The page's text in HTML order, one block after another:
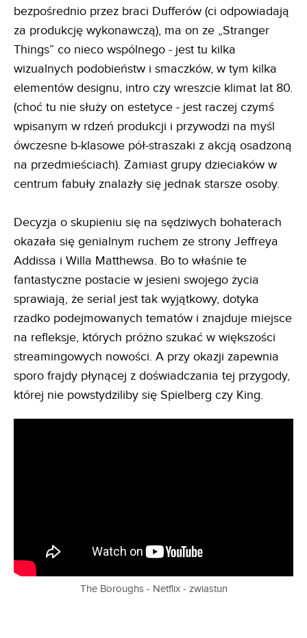
bezpośrednio przez braci Dufferów (ci odpowiadają
za produkcję wykonawczą), ma on ze „Stranger
Things” co nieco wspólnego - jest tu kilka
wizualnych podobieństw i smaczków, w tym kilka
elementów designu, intro czy wreszcie klimat lat 80.
(choć tu nie służy on estetyce - jest raczej czymś
wpisanym w rdzeń produkcji i przywodzi na myśl
ówczesne b-klasowe pół-straszaki z akcją osadzoną
na przedmieściach). Zamiast grupy dzieciaków w
centrum fabuły znalazły się jednak starsze osoby.
Decyzja o skupieniu się na sędziwych bohaterach
okazała się genialnym ruchem ze strony Jeffreya
Addissa i Willa Matthewsa. Bo to właśnie te
fantastyczne postacie w jesieni swojego życia
sprawiają, że serial jest tak wyjątkowy, dotyka
rzadko podejmowanych tematów i znajduje miejsce
na refleksje, których próżno szukać w większości
streamingowych nowości. A przy okazji zapewnia
sporo frajdy płynącej z doświadczania tej przygody,
której nie powstydziliby się Spielberg czy King.
The Boroughs - Netflix - zwiastun